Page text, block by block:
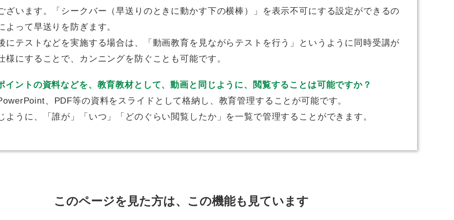
ざいます。「シークバー（早送りのときに動かす下の横棒）」を表示不可にする設定ができるの
よって早送りを防ぎます。
にテストなどを実施する場合は、「動画教育を見ながらテストを行う」というように同時受講が
様にすることで、カンニングを防ぐことも可能です。
イントの資料などを、教育教材として、動画と同じように、閲覧することは可能ですか？
、PDF等の資料をスライドとして格納し、教育管理することが可能です。
ように、「誰が」「いつ」「どのぐらい閲覧したか」を一覧で管理することができます。
このページを見た方は、この機能も見ています